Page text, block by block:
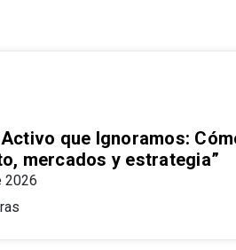
Activo que Ignoramos:
mercados y estrategia”
2026